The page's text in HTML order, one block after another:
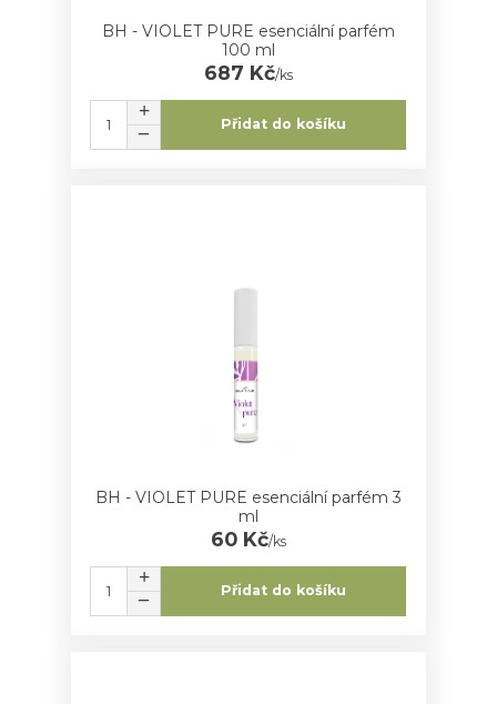
BH - VIOLET PURE esenciální parfém
100 ml
687 Kč/ks
Přidat do košíku
BH - VIOLET PURE esenciální parfém 3
ml
60 Kč/ks
Přidat do košíku